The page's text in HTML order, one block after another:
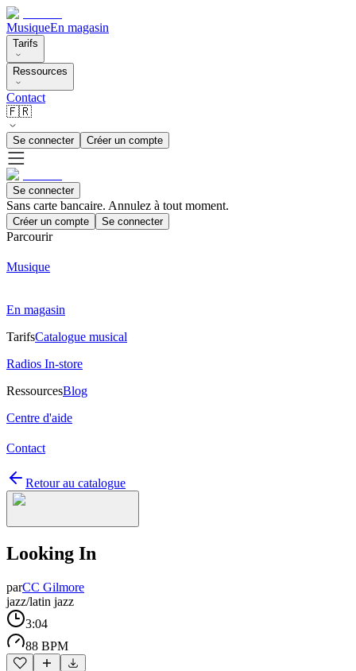
MusiqueEn magasin
Tarifs
Ressources
Contact
🇫🇷
Se connecter Créer un compte
Se connecter
Sans carte bancaire. Annulez à tout moment.
Créer un compte Se connecter
Parcourir
Musique
En magasin
TarifsCatalogue musical
Radios In-store
RessourcesBlog
Centre d'aide
Contact
Retour au catalogue
Looking In
parCC Gilmore
jazz/latin jazz
3:04
88 BPM